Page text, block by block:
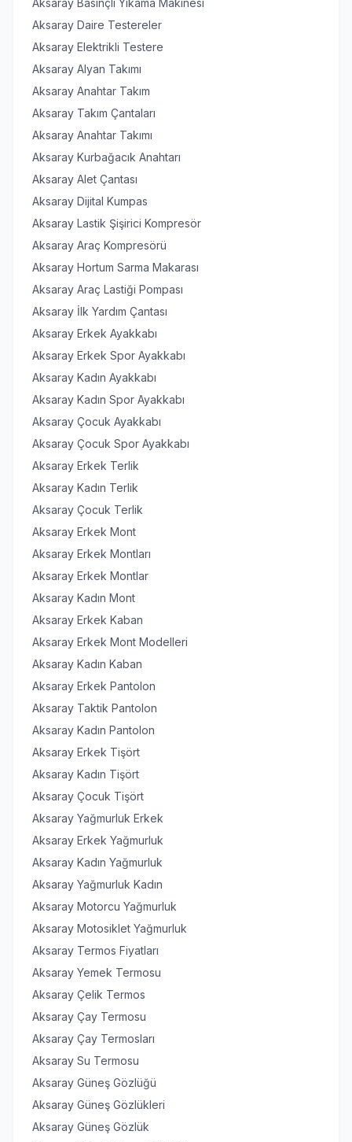
Aksaray Basınçlı Yıkama Makinesi
Aksaray Daire Testereler
Aksaray Elektrikli Testere
Aksaray Alyan Takımı
Aksaray Anahtar Takım
Aksaray Takım Çantaları
Aksaray Anahtar Takımı
Aksaray Kurbağacık Anahtarı
Aksaray Alet Çantası
Aksaray Dijital Kumpas
Aksaray Lastik Şişirici Kompresör
Aksaray Araç Kompresörü
Aksaray Hortum Sarma Makarası
Aksaray Araç Lastiği Pompası
Aksaray İlk Yardım Çantası
Aksaray Erkek Ayakkabı
Aksaray Erkek Spor Ayakkabı
Aksaray Kadın Ayakkabı
Aksaray Kadın Spor Ayakkabı
Aksaray Çocuk Ayakkabı
Aksaray Çocuk Spor Ayakkabı
Aksaray Erkek Terlik
Aksaray Kadın Terlik
Aksaray Çocuk Terlik
Aksaray Erkek Mont
Aksaray Erkek Montları
Aksaray Erkek Montlar
Aksaray Kadın Mont
Aksaray Erkek Kaban
Aksaray Erkek Mont Modelleri
Aksaray Kadın Kaban
Aksaray Erkek Pantolon
Aksaray Taktik Pantolon
Aksaray Kadın Pantolon
Aksaray Erkek Tişört
Aksaray Kadın Tişört
Aksaray Çocuk Tişört
Aksaray Yağmurluk Erkek
Aksaray Erkek Yağmurluk
Aksaray Kadın Yağmurluk
Aksaray Yağmurluk Kadın
Aksaray Motorcu Yağmurluk
Aksaray Motosiklet Yağmurluk
Aksaray Termos Fiyatları
Aksaray Yemek Termosu
Aksaray Çelik Termos
Aksaray Çay Termosu
Aksaray Çay Termosları
Aksaray Su Termosu
Aksaray Güneş Gözlüğü
Aksaray Güneş Gözlükleri
Aksaray Güneş Gözlük